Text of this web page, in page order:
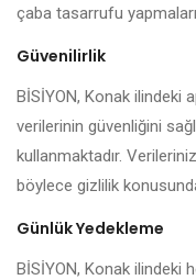
çaba tasarrufu
Güvenilirlik
BİSİYON, Konak ilindeki
verilerinin güvenliğini
kullanmaktadır.
böylece gizlilik
Günlük Yedekleme
BİSİYON, Konak ilindeki